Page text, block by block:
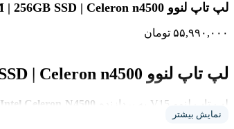
لپ تاپ لنوو V15 | 8GB RAM | 256GB SSD | Celeron n4500
۵۵,۹۹۰,۰۰۰ تومان
لپ تاپ لنوو V15 | 8GB RAM | 256GB SSD | Celeron n4500
لپ تاپ لنوو V15 به پردازنده Intel Celeron N4500
مصرف انرژی بسیار پایینی معادل ۶ وات دارد. هشت گیگابایت حافظه رم DDR4 با فرکانس ۲۹۳۳ مگاهرتز امکان اجرای روان ویندوز ۱۱ و چندوظیفگی سبک را فراهم می‌کند.
نمایش بیشتر